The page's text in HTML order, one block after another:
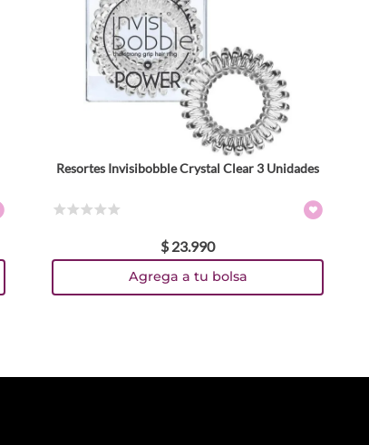
Resortes Invisibobble Crystal Clear 3 Unidades
$ 23.990
Agrega a tu bolsa